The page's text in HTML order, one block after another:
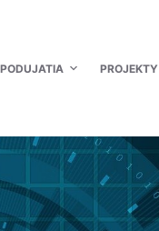
PODUJATIA PROJEKTY